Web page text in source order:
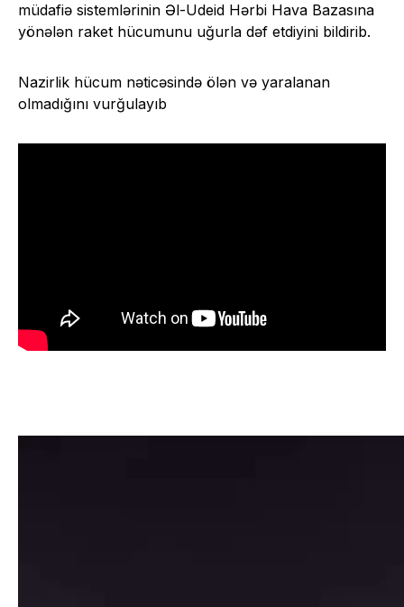
müdafiə sistemlərinin Əl-Udeid Hərbi Hava Bazasına
yönələn raket hücumunu uğurla dəf etdiyini bildirib.
Nazirlik hücum nəticəsində ölən və yaralanan
olmadığını vurğulayıb